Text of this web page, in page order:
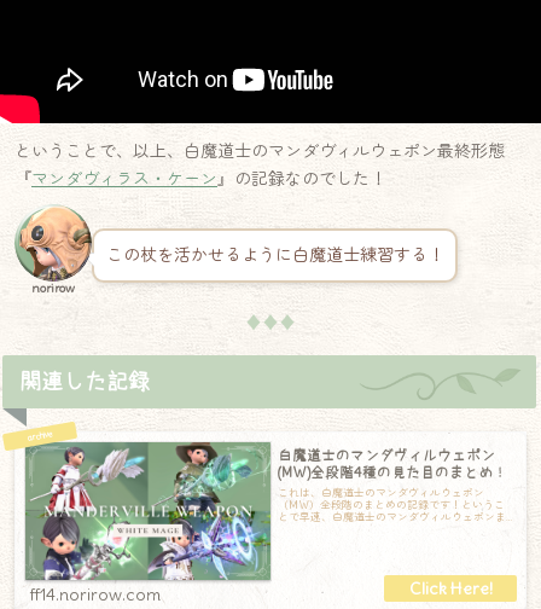
ということで、以上、白魔道士のマンダヴィルウェポン最終形態
『マンダヴィラス・ケーン』の記録なのでした！
norirow
この杖を活かせるように白魔道士練習する！
♦♦♦
関連した記録
白魔道士のマンダヴィルウェポン
(MW)全段階4種の見た目のまとめ！
これは、白魔道士のマンダヴィルウェポン
（MW）全段階のまとめの記録です！というこ
とで早速、白魔道士のマンダヴィルウェポンま
とめです！第一段階：マンダヴィル第一形態の
ff14.norirow.com